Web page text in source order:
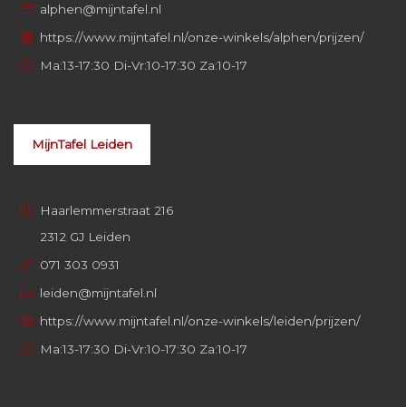
alphen@mijntafel.nl
https://www.mijntafel.nl/onze-winkels/alphen/prijzen/
Ma:13-17:30 Di-Vr:10-17:30 Za:10-17
MijnTafel Leiden
Haarlemmerstraat 216
2312 GJ Leiden
071 303 0931
leiden@mijntafel.nl
https://www.mijntafel.nl/onze-winkels/leiden/prijzen/
Ma:13-17:30 Di-Vr:10-17:30 Za:10-17